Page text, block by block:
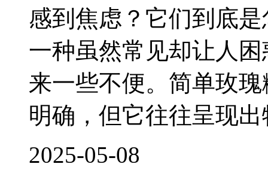
感到焦虑？它们到底
一种虽然常见却让人
来一些不便。简单玫
明确，但它往往呈现
2025-05-08